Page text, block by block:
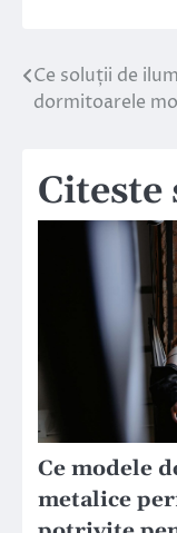
Navigare
Ce soluții de
dormitoarele
Citeste
Ce modele
metalice